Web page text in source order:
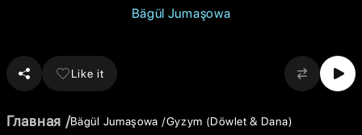
Bägül Jumaşowa
Like it
Главная Bägül Jumaşowa Gyzym (Döwlet & Dana)